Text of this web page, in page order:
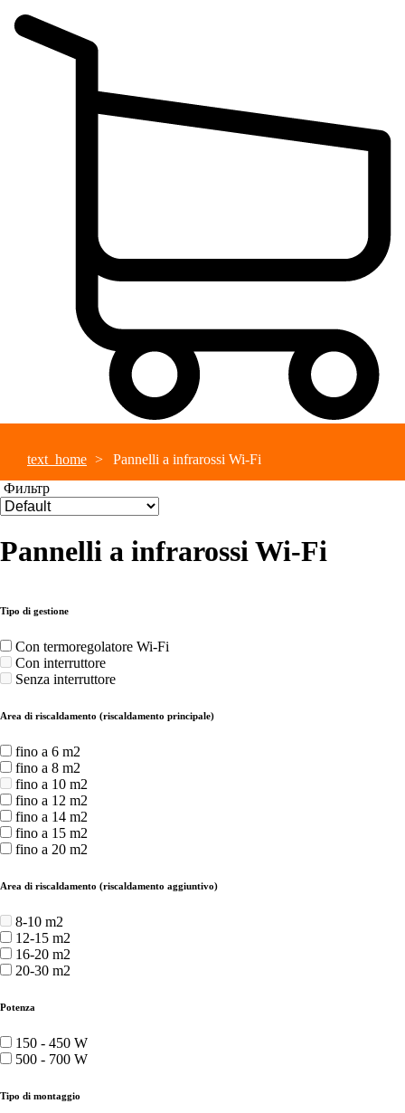
text_home
Pannelli a infrarossi Wi-Fi
Фильтр
Pannelli a infrarossi Wi-Fi
Tipo di gestione
Con termoregolatore Wi-Fi
Con interruttore
Senza interruttore
Area di riscaldamento (riscaldamento principale)
fino a 6 m2
fino a 8 m2
fino a 10 m2
fino a 12 m2
fino a 14 m2
fino a 15 m2
fino a 20 m2
Area di riscaldamento (riscaldamento aggiuntivo)
8-10 m2
12-15 m2
16-20 m2
20-30 m2
Potenza
150 - 450 W
500 - 700 W
Tipo di montaggio